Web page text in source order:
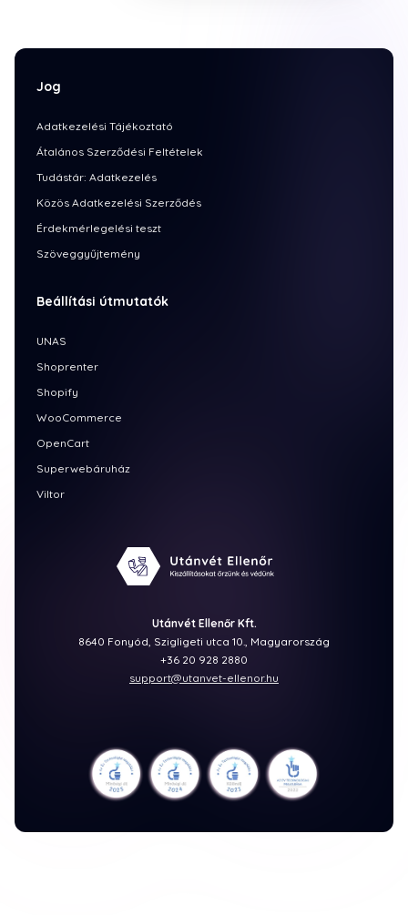
Utánvét Ellenőr Kft.
8640 Fonyód, Szigligeti utca 10., Magyarország
+36 20 928 2880
support@utanvet-ellenor.hu
Jog
Adatkezelési Tájékoztató
Átalános Szerződési Feltételek
Tudástár: Adatkezelés
Közös Adatkezelési Szerződés
Érdekmérlegelési teszt
Szöveggyűjtemény
Beállítási útmutatók
UNAS
Shoprenter
Shopify
WooCommerce
OpenCart
Superwebáruház
Viltor